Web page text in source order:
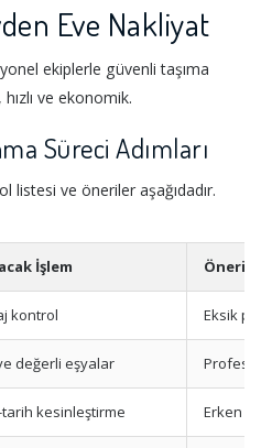
Eve Nakliyat
ekiplerle güvenli taşıma
ve ekonomik.
Süreci Adımları
ve öneriler aşağıdadır.
İşlem Öneri
kontrol Eksik
değerli eşyalar
tarih kesinleştirme Erken